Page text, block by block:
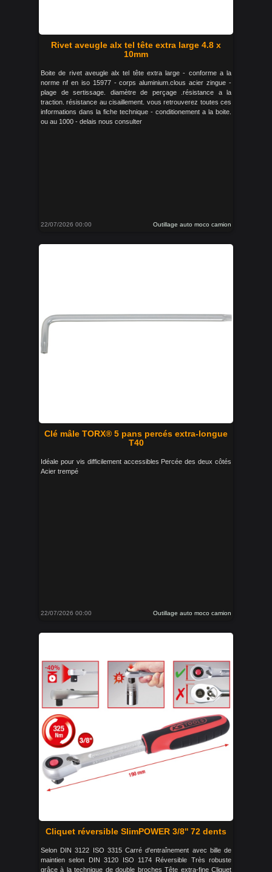
Rivet aveugle alx tel tête extra large 4.8 x
10mm
Boite de rivet aveugle alx tel tête extra large - conforme a la
norme nf en iso 15977 - corps aluminium.clous acier zingue -
plage de sertissage. diamètre de perçage .résistance a la
traction. résistance au cisaillement. vous retrouverez toutes ces
informations dans la fiche technique - conditionement a la boite.
ou au 1000 - delais nous consulter
22/07/2026 00:00 Outillage auto moco camion
Clé mâle TORX® 5 pans percés extra-longue
T40
Idéale pour vis difficilement accessibles Percée des deux côtés
Acier trempé
22/07/2026 00:00 Outillage auto moco camion
Cliquet réversible SlimPOWER 3/8'' 72 dents
Selon DIN 3122 ISO 3315 Carré d'entraînement avec bille de
maintien selon DIN 3120 ISO 1174 Réversible Très robuste
grâce à la technique de double broches Tête extra-fine Cliquet